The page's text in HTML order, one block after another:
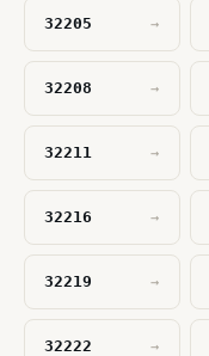
32205 →
32208 →
32211 →
32216 →
32219 →
32222 →